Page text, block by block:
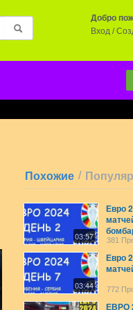
Добро
Вход/
Похожие /
03:57
Евро
381
03:44
Евро
772
ЕВРО